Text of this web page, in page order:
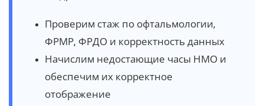
Проверим стаж по офтальмологии,
ФРМР, ФРДО и корректность данных
Начислим недостающие часы НМО и
обеспечим их корректное
отображение